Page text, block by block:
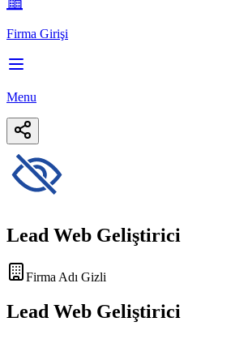
Firma Girişi
Menu
Lead Web Geliştirici
Firma Adı Gizli
Lead Web Geliştirici